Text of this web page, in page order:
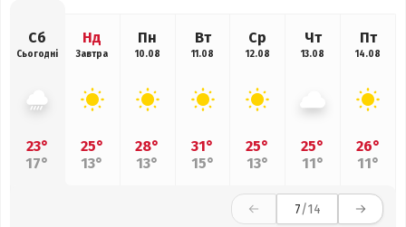
Сб
Сьогодні
23°
17°
Нд
Завтра
25°
13°
Пн
10.08
28°
13°
Вт
11.08
31°
15°
Ср
12.08
25°
13°
Чт
13.08
25°
11°
Пт
14.08
26°
11°
7/14